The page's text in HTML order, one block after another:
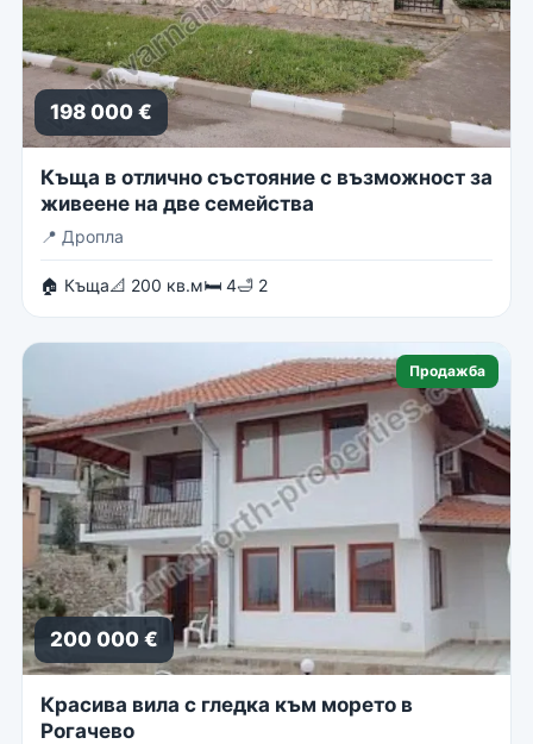
198 000 €
Къща в отлично състояние с възможност за
живеене на две семейства
📍 Дропла
🏠 Къща📐 200 кв.м🛏 4🛁 2
Продажба
200 000 €
Красива вила с гледка към морето в
Рогачево